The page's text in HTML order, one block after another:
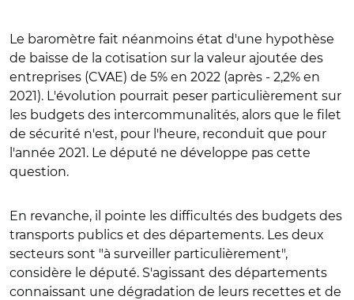
Le baromètre fait néanmoins état d'une hypothèse
de baisse de la cotisation sur la valeur ajoutée des
entreprises (CVAE) de 5% en 2022 (après - 2,2% en
2021). L'évolution pourrait peser particulièrement sur
les budgets des intercommunalités, alors que le filet
de sécurité n'est, pour l'heure, reconduit que pour
l'année 2021. Le député ne développe pas cette
question.
En revanche, il pointe les difficultés des budgets des
transports publics et des départements. Les deux
secteurs sont "à surveiller particulièrement",
considère le député. S'agissant des départements
connaissant une dégradation de leurs recettes et de